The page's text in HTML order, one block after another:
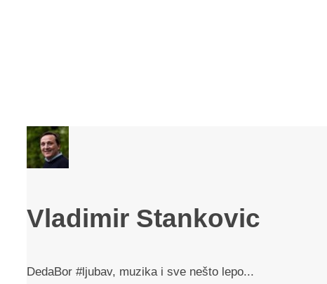
Vladimir Stankovic
DedaBor #ljubav, muzika i sve nešto lepo...